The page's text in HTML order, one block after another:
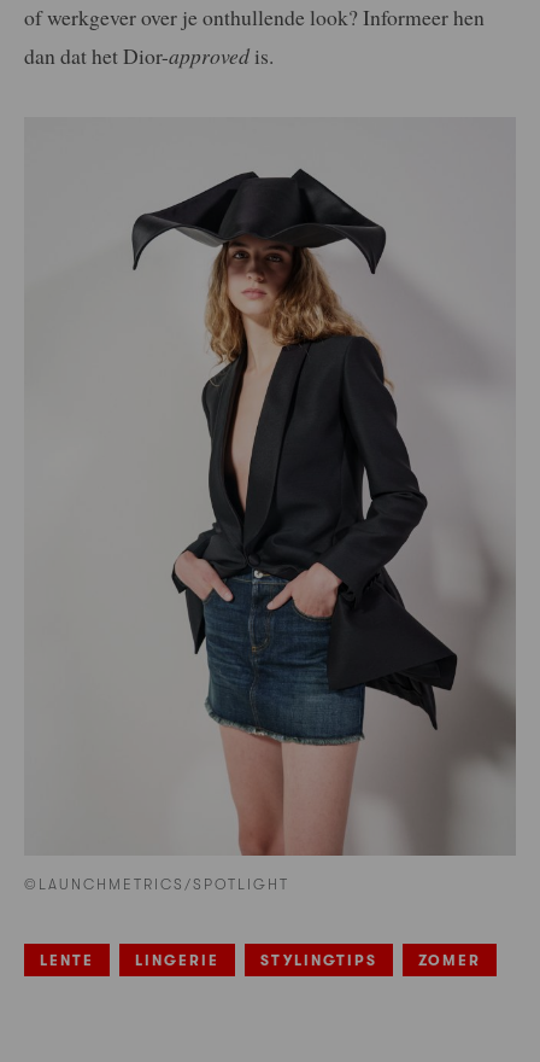
of werkgever over je onthullende look? Informeer hen
dan dat het Dior-approved is.
©LAUNCHMETRICS/SPOTLIGHT
LENTE LINGERIE STYLINGTIPS ZOMER